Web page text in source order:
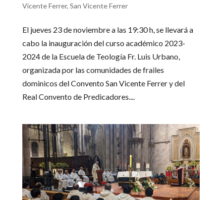
Vicente Ferrer, San Vicente Ferrer
El jueves 23 de noviembre a las 19:30 h, se llevará a
cabo la inauguración del curso académico 2023-
2024 de la Escuela de Teología Fr. Luis Urbano,
organizada por las comunidades de frailes
dominicos del Convento San Vicente Ferrer y del
Real Convento de Predicadores....